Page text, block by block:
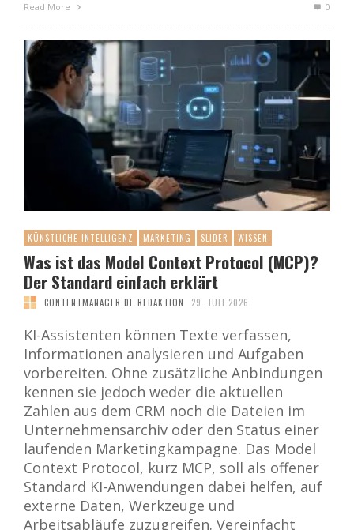
Read More 0
KÜNSTLICHE INTELLIGENZ MARKETING SLIDER WISSEN
Was ist das Model Context Protocol (MCP)?
Der Standard einfach erklärt
CONTENTMANAGER.DE REDAKTION 29. JULI 2026
KI-Assistenten können Texte verfassen,
Informationen analysieren und Aufgaben
vorbereiten. Ohne zusätzliche Anbindungen
kennen sie jedoch weder die aktuellen
Zahlen aus dem CRM noch die Dateien im
Unternehmensarchiv oder den Status einer
laufenden Marketingkampagne. Das Model
Context Protocol, kurz MCP, soll als offener
Standard KI-Anwendungen dabei helfen, auf
externe Daten, Werkzeuge und
Arbeitsabläufe zuzugreifen. Vereinfacht